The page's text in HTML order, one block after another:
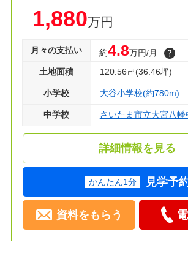
1,880万円
月々の支払い 約4.8万円/月
土地面積 120.56㎡(36.46坪)
小学校 大谷小学校(約780m)
中学校 さいたま市立大宮八
詳細情報を見る
かんたん1分 見学予
資料をもらう